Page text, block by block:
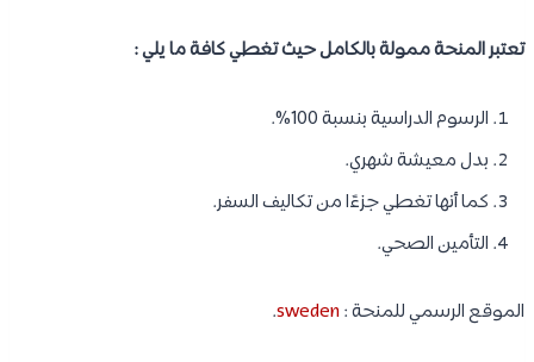
تعتبر المنحة ممولة بالكامل حيث تغطي كافة ما يلي :
الرسوم الدراسية بنسبة 100%.
بدل معيشة شهري.
كما أنها تغطي جزءًا من تكاليف السفر.
التأمين الصحي.
الموقع الرسمي للمنحة :sweden
.